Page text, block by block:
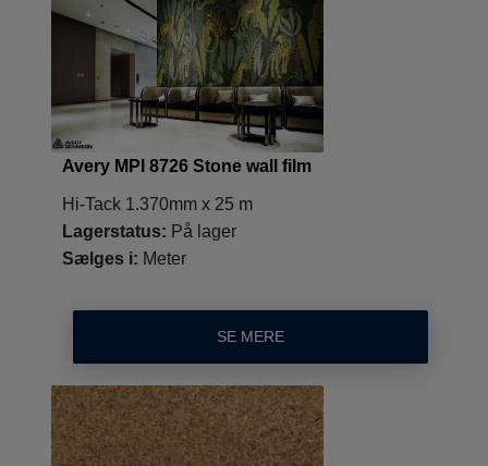
Avery MPI 8726 Stone wall film
Hi-Tack 1.370mm x 25 m
Lagerstatus: På lager
Sælges i: Meter
SE MERE